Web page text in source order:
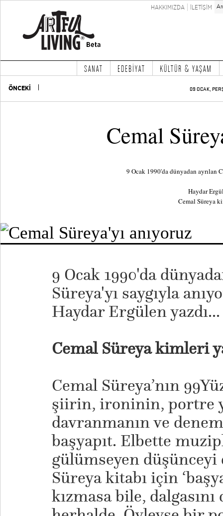
HAKKIMIZDA İLETİŞİM
SANAT EDEBİYAT KÜLTÜR & YAŞAM
ÖNCEKİ 09 OCAK,
Cemal
9 Ocak 1990'da dünyadan ayrılan
Haydar
Cemal Süreya
9 Ocak 1990'da
Süreya'yı saygıyla
Haydar Ergülen yazdı...
Cemal Süreya kimleri
Cemal Süreya’nın
şiirin, ironinin, portre
davranmanın ve
başyapıt. Elbette
gülümseyen
Süreya kitabı için
kızmasa bile,